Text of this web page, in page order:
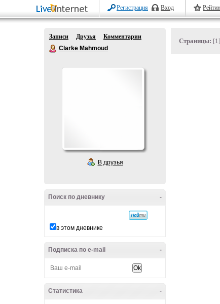
Регистрация Вход
Записи Друзья
Комментарии
Clarke Mahmoud
В друзья
-
Поиск по дневнику
в этом дневнике
-
Подписка по e-mail
-
Статистика
Страницы: [1]